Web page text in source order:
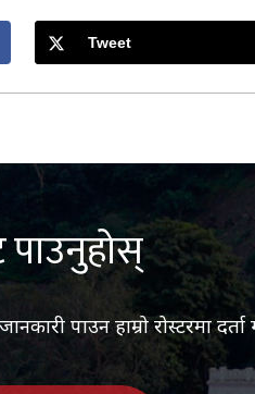
Tweet
पाउनुहोस्
पाउन हाम्रो रोस्टरमा दर्ता